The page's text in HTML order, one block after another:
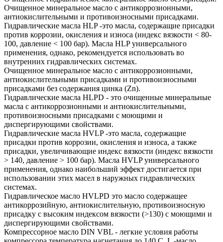
Очищенное минеральное масло с антикоррозионными,
антиокислительными и противоизносными присадками.
Гидравлические масла HLP -это масла, содержащие присадки
против коррозии, окисления и износа (индекс вязкости < 80-
100, давление < 100 бар). Масла HLP универсального
применения, однако, рекомендуется использовать во
внутренних гидравлических системах.
Очищенное минеральное масло с антикоррозионными,
антиокислительными присадками и противоизносными
присадками без содержания цинка (Zn).
Гидравлические масла HLPD - это очищенные минеральные
масла с антикоррозионными и антиокислительными,
противоизносными присадками с моющими и
диспергирующими свойствами.
Гидравлические масла HVLP -это масла, содержащие
присадки против коррозии, окисления и износа, а также
присадки, увеличивающие индекс вязкости (индекс вязкости
> 140, давление > 100 бар). Масла HVLP универсального
применения, однако наибольший эффект достигается при
использовании этих масел в наружных гидравлических
системах.
Гидравлическое масло HVLPD это масло содержащее
антикоррозийную, антиокислительную, противоизносную
присадку с высоким индексом вязкости (>130) с моющими и
диспергирующими свойствами.
Компрессорное масло DIN VBL - легкие условия работы